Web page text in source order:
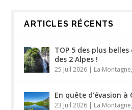
ARTICLES RÉCENTS
TOP 5 des plus
des 2 Alpes !
25 Juil 2026 | La Montagne,
En quête d’évasion à
23 Juil 2026 | La Montagne,